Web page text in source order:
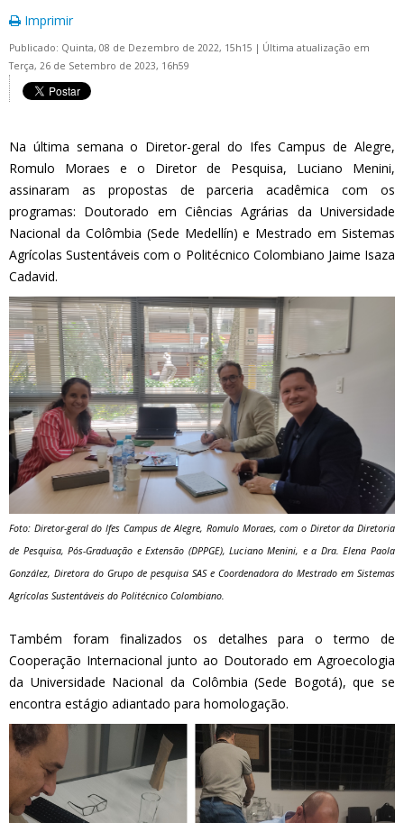
Imprimir
Publicado: Quinta, 08 de Dezembro de 2022, 15h15 | Última atualização em
Terça, 26 de Setembro de 2023, 16h59
Na última semana o Diretor-geral do Ifes Campus de Alegre,
Romulo Moraes e o Diretor de Pesquisa, Luciano Menini,
assinaram as propostas de parceria acadêmica com os
programas: Doutorado em Ciências Agrárias da Universidade
Nacional da Colômbia (Sede Medellín) e Mestrado em Sistemas
Agrícolas Sustentáveis com o Politécnico Colombiano Jaime Isaza
Cadavid.
Foto: Diretor-geral do Ifes Campus de Alegre, Romulo Moraes, com o Diretor da Diretoria
de Pesquisa, Pós-Graduação e Extensão (DPPGE), Luciano Menini, e a Dra. Elena Paola
González, Diretora do Grupo de pesquisa SAS e Coordenadora do Mestrado em Sistemas
Agrícolas Sustentáveis do Politécnico Colombiano.
Também foram finalizados os detalhes para o termo de
Cooperação Internacional junto ao Doutorado em Agroecologia
da Universidade Nacional da Colômbia (Sede Bogotá), que se
encontra estágio adiantado para homologação.